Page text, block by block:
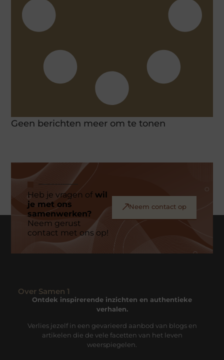
Geen berichten meer om te tonen
Heb je vragen ofwil
je met ons
samenwerken?
Neem gerust
contact met ons op!
Neem contact op
Over Samen 1
Ontdek inspirerende inzichten en authentieke
verhalen.
Verlies jezelf in een gevarieerd aanbod van blogs en
artikelen die de vele facetten van het leven
weerspiegelen.